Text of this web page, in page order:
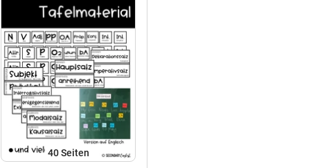
40Seiten